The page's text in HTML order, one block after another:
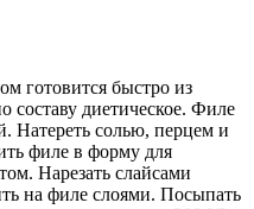
готовится быстро из
составу диетическое. Филе
Натереть солью, перцем и
филе в форму для
Нарезать слайсами
на филе слоями. Посыпать